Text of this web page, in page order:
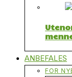
ANBEFALES
FOR